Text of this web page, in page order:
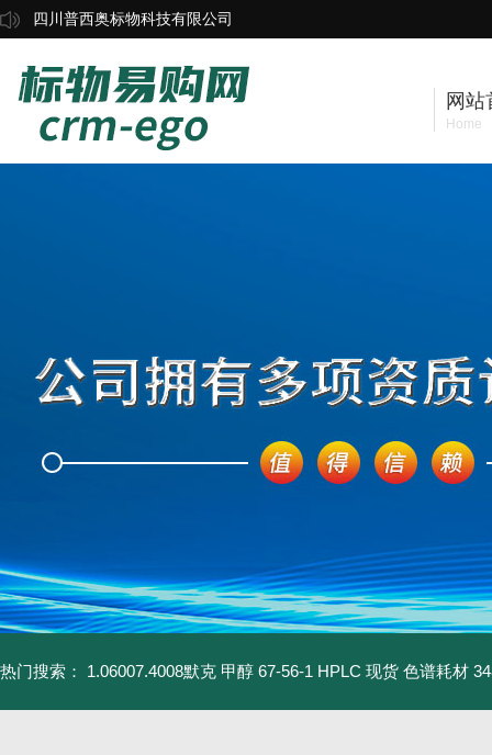
四川普西奥标物科技有限公司
网站
Home
热门搜索： 1.06007.4008默克 甲醇 67-56-1 HPLC 现货 色谱耗材